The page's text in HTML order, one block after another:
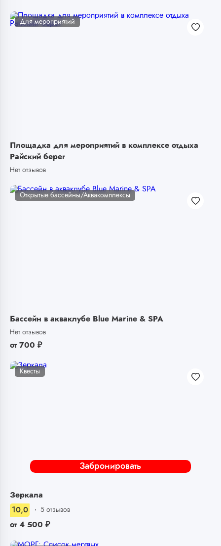
Для мероприятий
Площадка для мероприятий в комплексе отдыха
Райский берег
Нет отзывов
Открытые бассейны/Аквакомплексы
Бассейн в акваклубе Blue Marine & SPA
Нет отзывов
от 700 ₽
Забронировать
Квесты
Зеркала
10,0
5 отзывов
от 4 500 ₽